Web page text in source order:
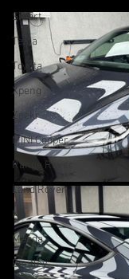
Smart
Tesla
Toyota
Xpeng
Zeekr
MINI Cooper
Range Rover
Land Rover
Kia
Mazda
Bentley